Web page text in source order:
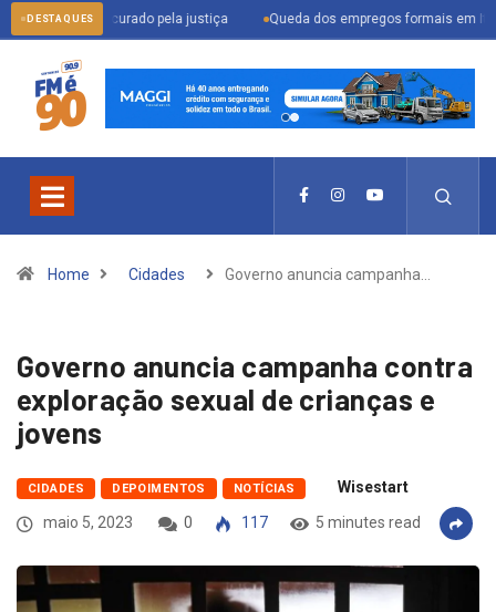
DESTAQUESpela justiça Queda dos empregos formais em Itu reflete
Home Cidades Governo anuncia campanha…
Governo anuncia campanha contra
exploração sexual de crianças e
jovens
CIDADES DEPOIMENTOS NOTÍCIAS
Wisestart
maio 5, 2023
0 117 5 minutes read